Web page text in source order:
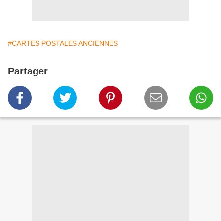
#CARTES POSTALES ANCIENNES
Partager